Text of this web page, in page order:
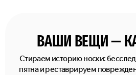
ВАШИ ВЕЩИ —
Стираем историю носки:
пятна и реставрируем